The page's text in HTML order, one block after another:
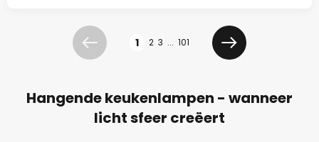
Vorige 1 2 3 ... 101
Volgende
Hangende keukenlampen - wanneer
licht sfeer creëert